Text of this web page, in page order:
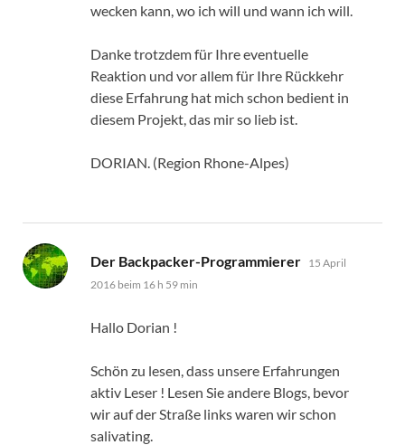
wecken kann, wo ich will und wann ich will.
Danke trotzdem für Ihre eventuelle
Reaktion und vor allem für Ihre Rückkehr
diese Erfahrung hat mich schon bedient in
diesem Projekt, das mir so lieb ist.
DORIAN. (Region Rhone-Alpes)
Der Backpacker-Programmierer sagt:
15 April
2016 beim 16 h 59 min
Hallo Dorian !
Schön zu lesen, dass unsere Erfahrungen
aktiv Leser ! Lesen Sie andere Blogs, bevor
wir auf der Straße links waren wir schon
salivating.